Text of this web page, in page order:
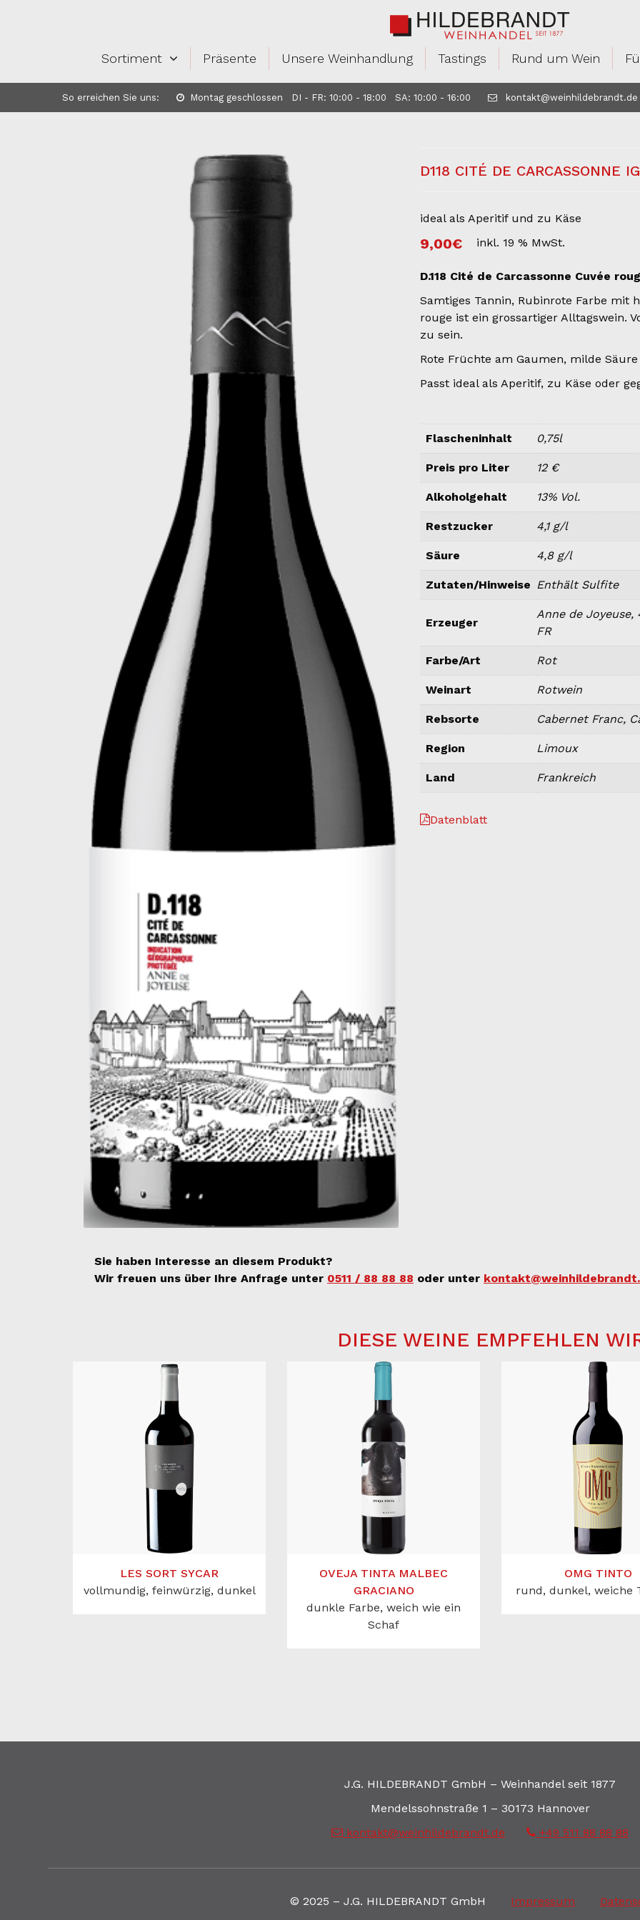
Sortiment Präsente Unsere Weinhandlung Tastings Rund um Wein
So erreichen Sie uns: Montag geschlossen DI - FR: 10:00 - 18:00 SA: 10:00 - 16:00 kontakt@weinhildebrandt.de
D118 CITÉ DE CARCASSONNE
ideal als Aperitif und zu Käse
9,00€ inkl. 19 % MwSt.
D.118 Cité de Carcassonne Cuvée
Samtiges Tannin, Rubinrote Farbe mit
rouge ist ein grossartiger Alltagswein.
zu sein.
Rote Früchte am Gaumen, milde
Passt ideal als Aperitif, zu Käse oder
Flascheninhalt 0,75l
Preis pro Liter 12 €
Alkoholgehalt 13% Vol.
Restzucker 4,1 g/l
Säure 4,8 g/l
Zutaten/Hinweise Enthält Sulfite
Erzeuger
Anne de Joyeuse,
FR
Farbe/Art Rot
Weinart Rotwein
Rebsorte Cabernet Franc,
Region Limoux
Land Frankreich
Datenblatt
Sie haben Interesse an diesem Produkt?
Wir freuen uns über Ihre Anfrage unter 0511 / 88 88 88 oder unter
DIESE WEINE EMPFEHLEN
LES SORT SYCAR
vollmundig, feinwürzig, dunkel
OVEJA TINTA MALBEC
GRACIANO
dunkle Farbe, weich wie ein
Schaf
OMG TINTO
rund, dunkel, weiche
J.G. HILDEBRANDT GmbH – Weinhandel seit 1877
Mendelssohnstraße 1 – 30173 Hannover
kontakt@weinhildebrandt.de
+49 511 88 88 88
© 2025 – J.G. HILDEBRANDT GmbH Impressum